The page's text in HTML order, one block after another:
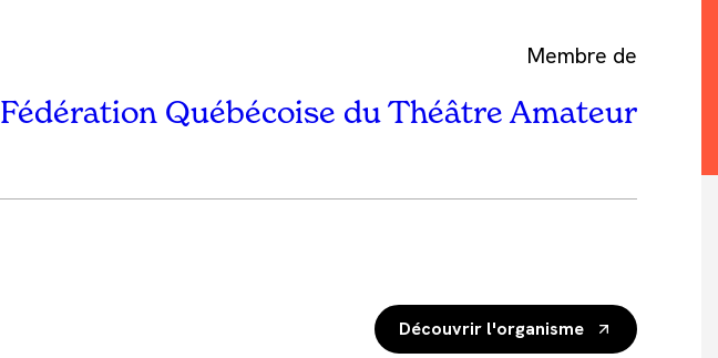
Membre de
Fédération Québécoise du Théâtre Amateur
Découvrir l'organisme